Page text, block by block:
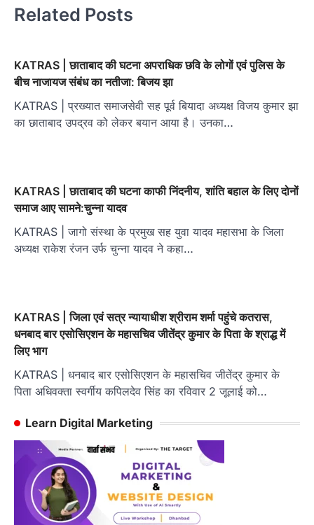
Related Posts
KATRAS | छाताबाद की घटना अपराधिक छवि के लोगों एवं पुलिस के
बीच नाजायज संबंध का नतीजा: बिजय झा
KATRAS | प्रख्यात समाजसेवी सह पूर्व बियादा अध्यक्ष विजय कुमार झा
का छाताबाद उपद्रव को लेकर बयान आया है। उनका…
KATRAS | छाताबाद की घटना काफी निंदनीय, शांति बहाल के लिए दोनों
समाज आए सामने:चुन्ना यादव
KATRAS | जागो संस्था के प्रमुख सह युवा यादव महासभा के जिला
अध्यक्ष राकेश रंजन उर्फ चुन्ना यादव ने कहा…
KATRAS | जिला एवं सत्र न्यायाधीश श्रीराम शर्मा पहुंचे कतरास,
धनबाद बार एसोसिएशन के महासचिव जीतेंद्र कुमार के पिता के श्राद्ध में
लिए भाग
KATRAS | धनबाद बार एसोसिएशन के महासचिव जीतेंद्र कुमार के
पिता अधिवक्ता स्वर्गीय कपिलदेव सिंह का रविवार 2 जूलाई को…
Learn Digital Marketing